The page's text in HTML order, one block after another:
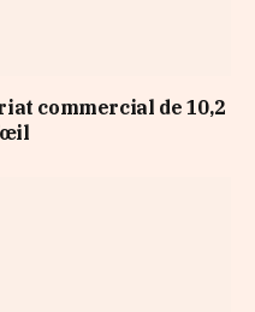
commercial de 10,2